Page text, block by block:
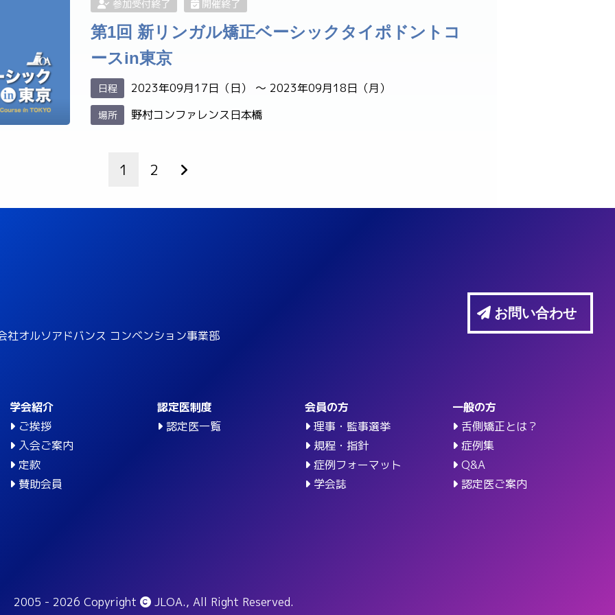
参加受付終了 開催終了
第1回 新リンガル矯正ベーシックタイポドントコ
ースin東京
日程 2023年09月17日（日） 〜 2023年09月18日（月）
場所 野村コンファレンス日本橋
1 2
社オルソアドバンス コンベンション事業部
お問い合わせ
学会紹介
ご挨拶
入会ご案内
定款
賛助会員
認定医制度
認定医一覧
会員の方
理事・監事選挙
規程・指針
症例フォーマット
学会誌
一般の方
舌側矯正とは？
症例集
Q&A
認定医ご案内
2005 - 2026 Copyright JLOA., All Right Reserved.